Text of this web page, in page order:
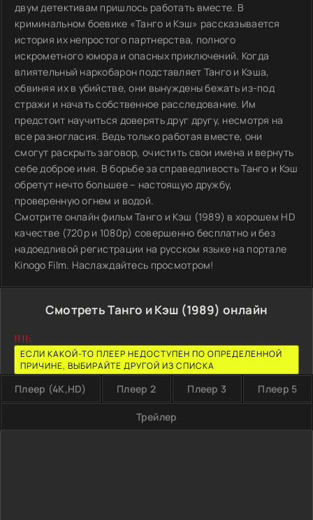
двум детективам пришлось работать вместе. В
криминальном боевике «Танго и Кэш» рассказывается
история их непростого партнерства, полного
искрометного юмора и опасных приключений. Когда
влиятельный наркобарон подставляет Танго и Кэша,
обвиняя их в убийстве, они вынуждены бежать из-под
стражи и начать собственное расследование. Им
предстоит научиться доверять друг другу, несмотря на
все разногласия. Ведь только работая вместе, они
смогут раскрыть заговор, очистить свои имена и вернуть
себе доброе имя. В борьбе за справедливость Танго и Кэш
обретут нечто большее – настоящую дружбу,
проверенную огнем и водой.
Смотрите онлайн фильм Танго и Кэш (1989) в хорошем HD
качестве (720p и 1080p) совершенно бесплатно и без
надоедливой регистрации на русском языке на портале
Kinogo Film. Наслаждайтесь просмотром!
Смотреть Танго и Кэш (1989) онлайн
!!!!:
ЕСЛИ КАКОЙ-ТО ПЛЕЕР НЕДОСТУПЕН ПО ОПРЕДЕЛЕННОЙ
ПРИЧИНЕ, ВЫБИРАЙТЕ ДРУГОЙ ИЗ СПИСКА
Плеер (4K,HD) Плеер 2 Плеер 3 Плеер 5
Трейлер